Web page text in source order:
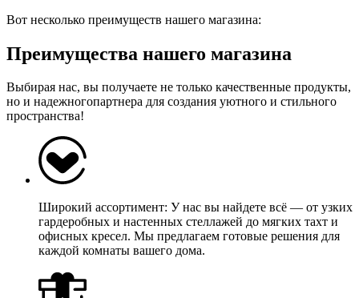
Вот несколько преимуществ нашего магазина:
Преимущества нашего магазина
Выбирая нас, вы получаете не только качественные продукты,
но и надежногопартнера для создания уютного и стильного
пространства!
Широкий ассортимент: У нас вы найдете всё — от узких
гардеробных и настенных стеллажей до мягких тахт и
офисных кресел. Мы предлагаем готовые решения для
каждой комнаты вашего дома.